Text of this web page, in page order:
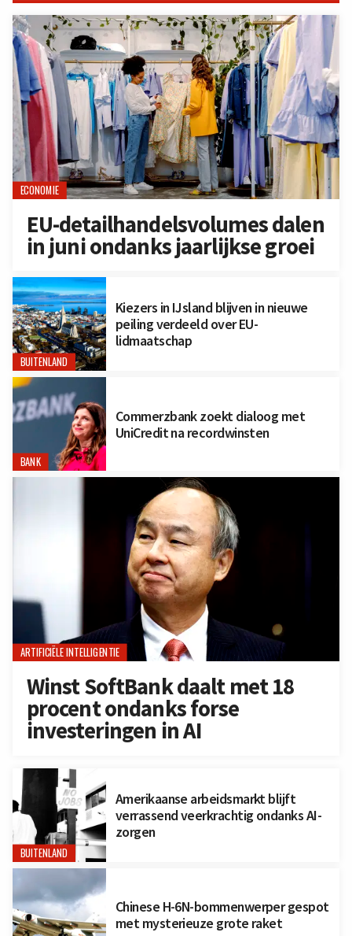
ECONOMIE
EU-detailhandelsvolumes dalen
in juni ondanks jaarlijkse groei
BUITENLAND
Kiezers in IJsland blijven in nieuwe
peiling verdeeld over EU-
lidmaatschap
BANK
Commerzbank zoekt dialoog met
UniCredit na recordwinsten
ARTIFICIËLE INTELLIGENTIE
Winst SoftBank daalt met 18
procent ondanks forse
investeringen in AI
BUITENLAND
Amerikaanse arbeidsmarkt blijft
verrassend veerkrachtig ondanks AI-
zorgen
Chinese H-6N-bommenwerper gespot
met mysterieuze grote raket